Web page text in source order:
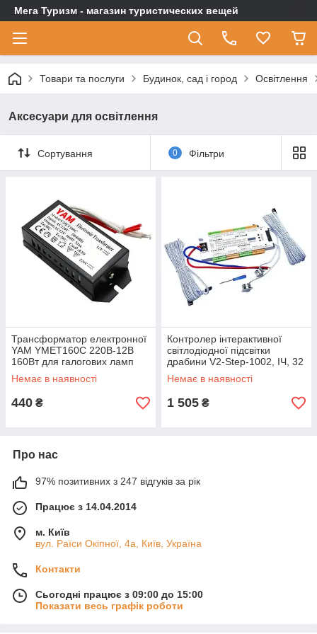
Мега Туризм - магазин туристических вещей
Товари та послуги Будинок, сад і город Освітлення
Аксесуари для освітлення
Сортування 0 Фільтри
Трансформатор електронної
YAM YMET160C 220В-12В
160Вт для галогових ламп
Немає в наявності
440 ₴
Контролер інтерактивної
світлодіодної підсвітки
драбини V2-Step-1002, ІЧ, 32
канали
Немає в наявності
1 505 ₴
Про нас
97% позитивних з 247 відгуків за рік
Працює з 14.04.2014
м. Київ
вул. Раїси Окіпної, 4а, Київ, Україна
Контакти
Сьогодні працює з 09:00 до 15:00
Показати весь графік роботи